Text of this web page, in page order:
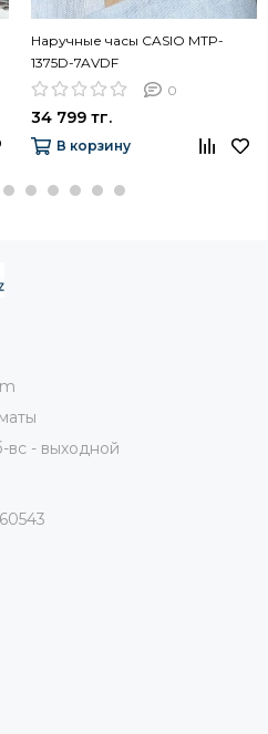
Наручные часы CASIO MTP-
1375D-7AVDF
0
34 799 тг.
В корзину
вс - выходной